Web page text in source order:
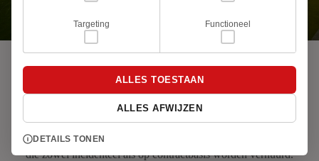
Zaal huren.
Jeugdland beschikt over een aantal multifuncionele ruimten
die zowel incidenteel als op contractbasis worden verhuurd.
Targeting Functioneel
ALLES TOESTAAN
ALLES AFWIJZEN
DETAILS TONEN